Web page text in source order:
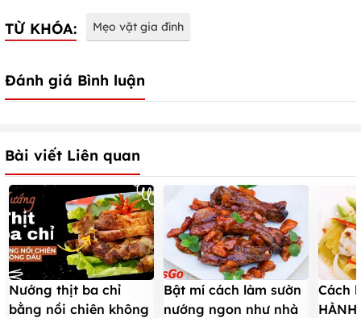
TỪ KHÓA: Mẹo vặt gia đình
Đánh giá Bình luận
Bài viết Liên quan
Nướng thịt ba chỉ
bằng nồi chiên không
Bật mí cách làm sườn
nướng ngon như nhà
Cách